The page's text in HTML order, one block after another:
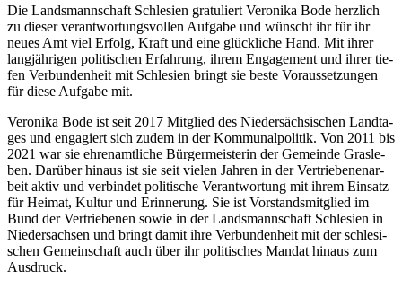
Die Lands­mann­schaft Schle­si­en gra­tu­liert Vero­ni­ka Bode herz­lich
zu die­ser ver­ant­wor­tungs­vol­len Auf­ga­be und wünscht ihr für ihr
neu­es Amt viel Erfolg, Kraft und eine glück­li­che Hand. Mit ihrer
lang­jäh­ri­gen poli­ti­schen Erfah­rung, ihrem Enga­ge­ment und ihrer tie­
fen Ver­bun­den­heit mit Schle­si­en bringt sie bes­te Vor­aus­set­zun­gen
für die­se Auf­ga­be mit.
Vero­ni­ka Bode ist seit 2017 Mit­glied des Nie­der­säch­si­schen Land­ta­
ges und enga­giert sich zudem in der Kom­mu­nal­po­li­tik. Von 2011 bis
2021 war sie ehren­amt­li­che Bür­ger­meis­te­rin der Gemein­de Gras­le­
ben. Dar­über hin­aus ist sie seit vie­len Jah­ren in der Ver­trie­be­nen­ar­
beit aktiv und ver­bin­det poli­ti­sche Ver­ant­wor­tung mit ihrem Ein­satz
für Hei­mat, Kul­tur und Erin­ne­rung. Sie ist Vor­stands­mit­glied im
Bund der Ver­trie­be­nen sowie in der Lands­mann­schaft Schle­si­en in
Nie­der­sach­sen und bringt damit ihre Ver­bun­den­heit mit der schle­si­
schen Gemein­schaft auch über ihr poli­ti­sches Man­dat hin­aus zum
Ausdruck.